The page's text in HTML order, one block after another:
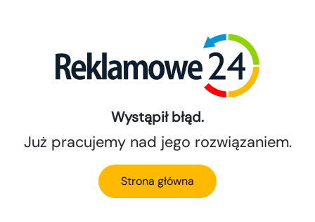
Wystąpił błąd.
Już pracujemy nad jego rozwiązaniem.
Strona główna